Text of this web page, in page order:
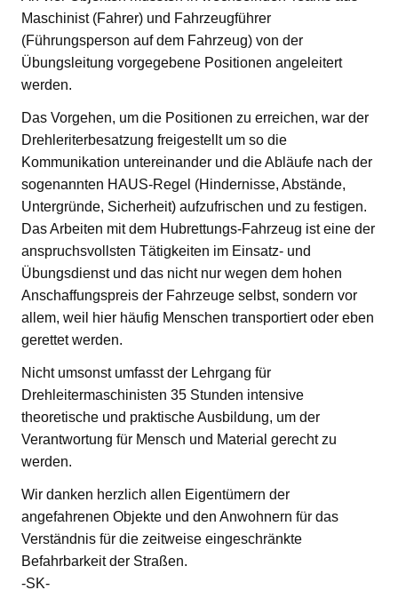
Maschinist (Fahrer) und Fahrzeugführer
(Führungsperson auf dem Fahrzeug) von der
Übungsleitung vorgegebene Positionen angeleitert
werden.
Das Vorgehen, um die Positionen zu erreichen, war der
Drehleriterbesatzung freigestellt um so die
Kommunikation untereinander und die Abläufe nach der
sogenannten HAUS-Regel (Hindernisse, Abstände,
Untergründe, Sicherheit) aufzufrischen und zu festigen.
Das Arbeiten mit dem Hubrettungs-Fahrzeug ist eine der
anspruchsvollsten Tätigkeiten im Einsatz- und
Übungsdienst und das nicht nur wegen dem hohen
Anschaffungspreis der Fahrzeuge selbst, sondern vor
allem, weil hier häufig Menschen transportiert oder eben
gerettet werden.
Nicht umsonst umfasst der Lehrgang für
Drehleitermaschinisten 35 Stunden intensive
theoretische und praktische Ausbildung, um der
Verantwortung für Mensch und Material gerecht zu
werden.
Wir danken herzlich allen Eigentümern der
angefahrenen Objekte und den Anwohnern für das
Verständnis für die zeitweise eingeschränkte
Befahrbarkeit der Straßen.
-SK-